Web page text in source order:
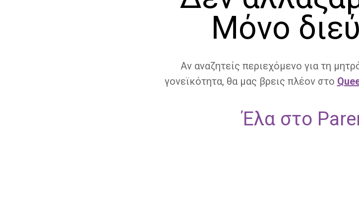
Μόνο
Αν αναζητείς περιεχόμενο για τη
γονεϊκότητα, θα μας βρεις πλέον στο
Έλα στο